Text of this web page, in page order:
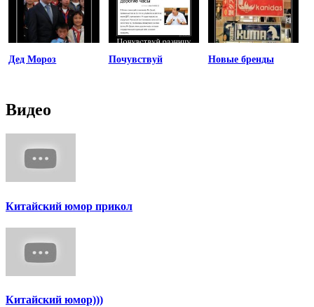
Дед Мороз Почувствуй Новые бренды
Видео
Китайский юмор прикол
Китайский юмор)))